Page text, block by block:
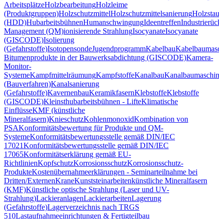
ArbeitsplätzeHolzbearbeitungHolzleime
(Produktgruppen)HolzschutzmittelHolzschutzmittelsanierung
(HDD)HubarbeitsbühnenHumanschwingungIdeentreffen
Management (QM)ionisierende StrahlungIsocyanateIsocyanate
(GISCODE)Isolierung
(Gefahrstoffe)IsotopensondeJugendprogrammKabelbau
Bitumenprodukte in der Bauwerksabdichtung (GISCODE)Kamera-
Monitor-
SystemeKampfmittelräumungKampfstoffeKanalbau
(Bauverfahren)Kanalsanierung
(Gefahrstoffe)KavernenbauKeramikfasernKlebstoffeKlebstoffe
(GISCODE)Kleinsthubarbeitsbühnen - LifteKlimatische
EinflüsseKMF (künstliche
Mineralfasern)KnieschutzKohlenmonoxidKombination von
PSAKonformitätsbewertung für Produkte und QM-
SystemeKonformitätsbewertungsstelle gemäß DIN/IEC
17021Konformitätsbewertungsstelle gemäß DIN/IEC
17065Konformitätserklärung gemäß EU-
RichtlinienKopfschutzKorrosionsschutzKorrosionsschutz-
ProdukteKostenübernahmeerklärungen - Seminarteilnahme bei
Dritten/ExternenKraneKunststeinarbeitenkünstliche Mineralfasern
(KMF)Künstliche optische Strahlung (Laser und UV-
Strahlung)LackieranlagenLackierarbeitenLagerung
(Gefahrstoffe)Lagerverzeichnis nach TRGS
510Lastaufnahmeeinrichtungen & Fertigteilbau